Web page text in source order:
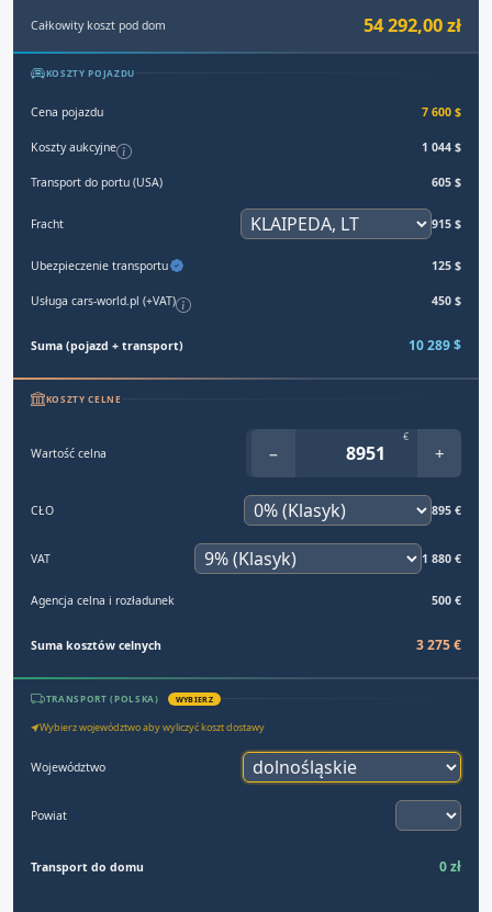
Całkowity koszt pod dom 54 292,00 zł
KOSZTY POJAZDU
Cena pojazdu 7 600 $
Koszty aukcyjne 1 044 $
Transport do portu (USA) 605 $
Fracht 915 $
Ubezpieczenie transportu 125 $
Usługa cars-world.pl (+VAT) 450 $
Suma (pojazd + transport) 10 289 $
KOSZTY CELNE
Wartość celna −
€
+
CŁO 895 €
VAT 1 880 €
Agencja celna i rozładunek 500 €
Suma kosztów celnych 3 275 €
TRANSPORT (POLSKA) WYBIERZ
Wybierz województwo aby wyliczyć koszt dostawy
Województwo
Powiat
Transport do domu 0 zł